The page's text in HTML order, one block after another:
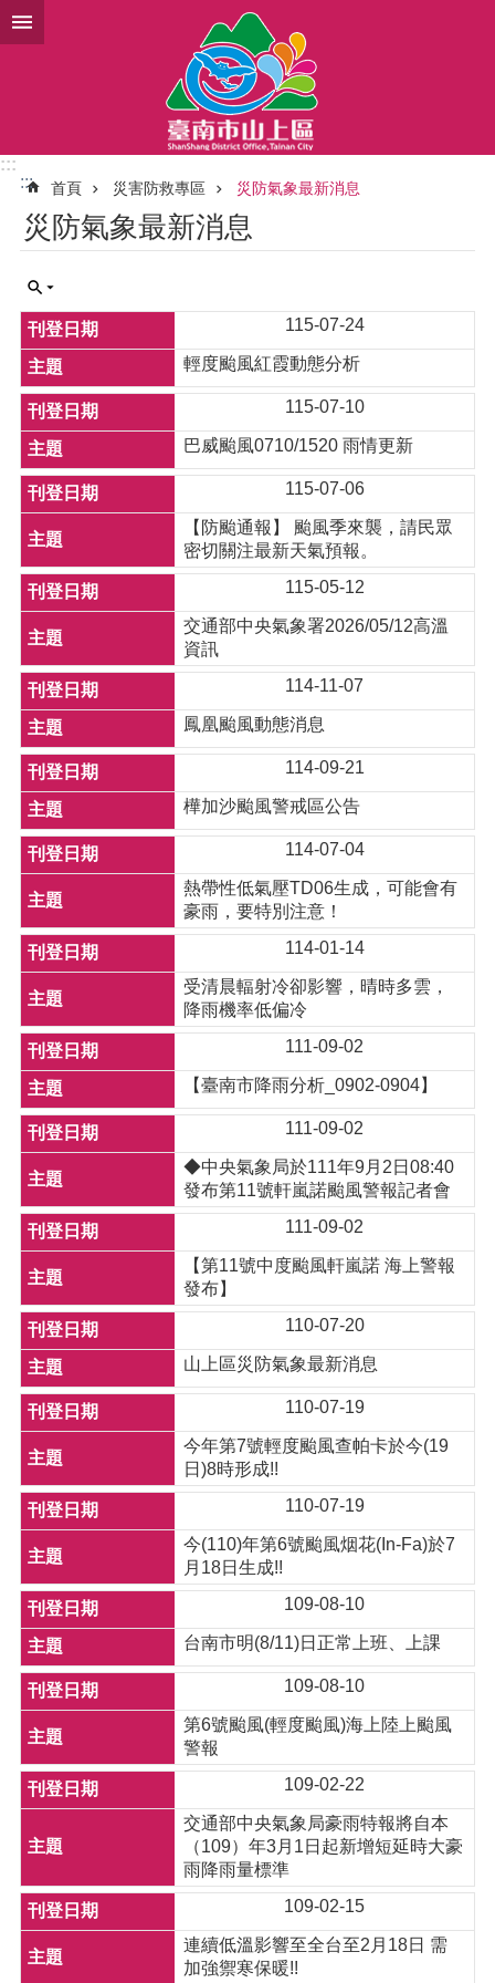
跳到主要內容區塊
:::
:::
首頁 災害防救專區 災防氣象最新消息
災防氣象最新消息
115-07-24
輕度颱風紅霞動態分析
115-07-10
巴威颱風0710/1520 雨情更新
115-07-06
【防颱通報】 颱風季來襲，請民眾
密切關注最新天氣預報。
115-05-12
交通部中央氣象署2026/05/12高溫
資訊
114-11-07
鳳凰颱風動態消息
114-09-21
樺加沙颱風警戒區公告
114-07-04
熱帶性低氣壓TD06生成，可能會有
豪雨，要特別注意！
114-01-14
受清晨輻射冷卻影響，晴時多雲，
降雨機率低偏冷
111-09-02
【臺南市降雨分析_0902-0904】
111-09-02
◆中央氣象局於111年9月2日08:40
發布第11號軒嵐諾颱風警報記者會
111-09-02
【第11號中度颱風軒嵐諾 海上警報
發布】
110-07-20
山上區災防氣象最新消息
110-07-19
今年第7號輕度颱風查帕卡於今(19
日)8時形成!!
110-07-19
今(110)年第6號颱風烟花(In-Fa)於7
月18日生成!!
109-08-10
台南市明(8/11)日正常上班、上課
109-08-10
第6號颱風(輕度颱風)海上陸上颱風
警報
109-02-22
交通部中央氣象局豪雨特報將自本
（109）年3月1日起新增短延時大豪
雨降雨量標準
109-02-15
連續低溫影響至全台至2月18日 需
加強禦寒保暖!!